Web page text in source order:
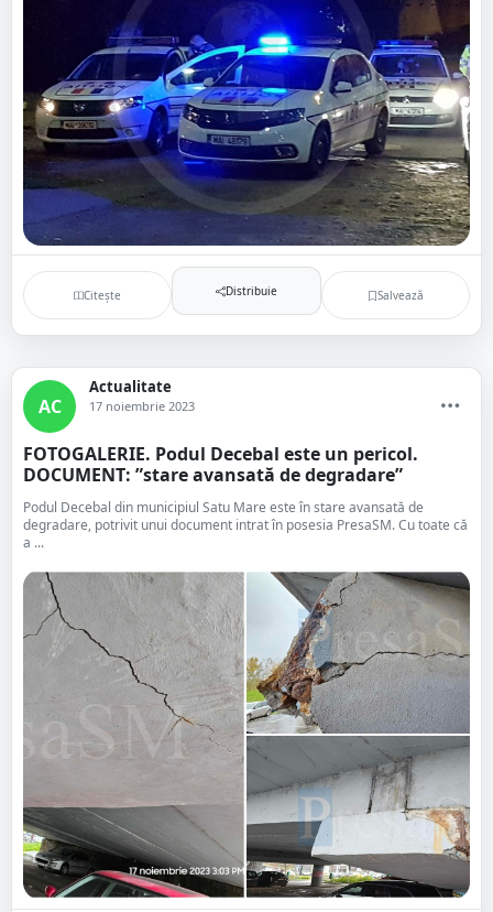
Citește Distribuie Salvează
AC
Actualitate
17 noiembrie 2023
FOTOGALERIE. Podul Decebal este un pericol.
DOCUMENT: ”stare avansată de degradare”
Podul Decebal din municipiul Satu Mare este în stare avansată de
degradare, potrivit unui document intrat în posesia PresaSM. Cu toate că
a ...